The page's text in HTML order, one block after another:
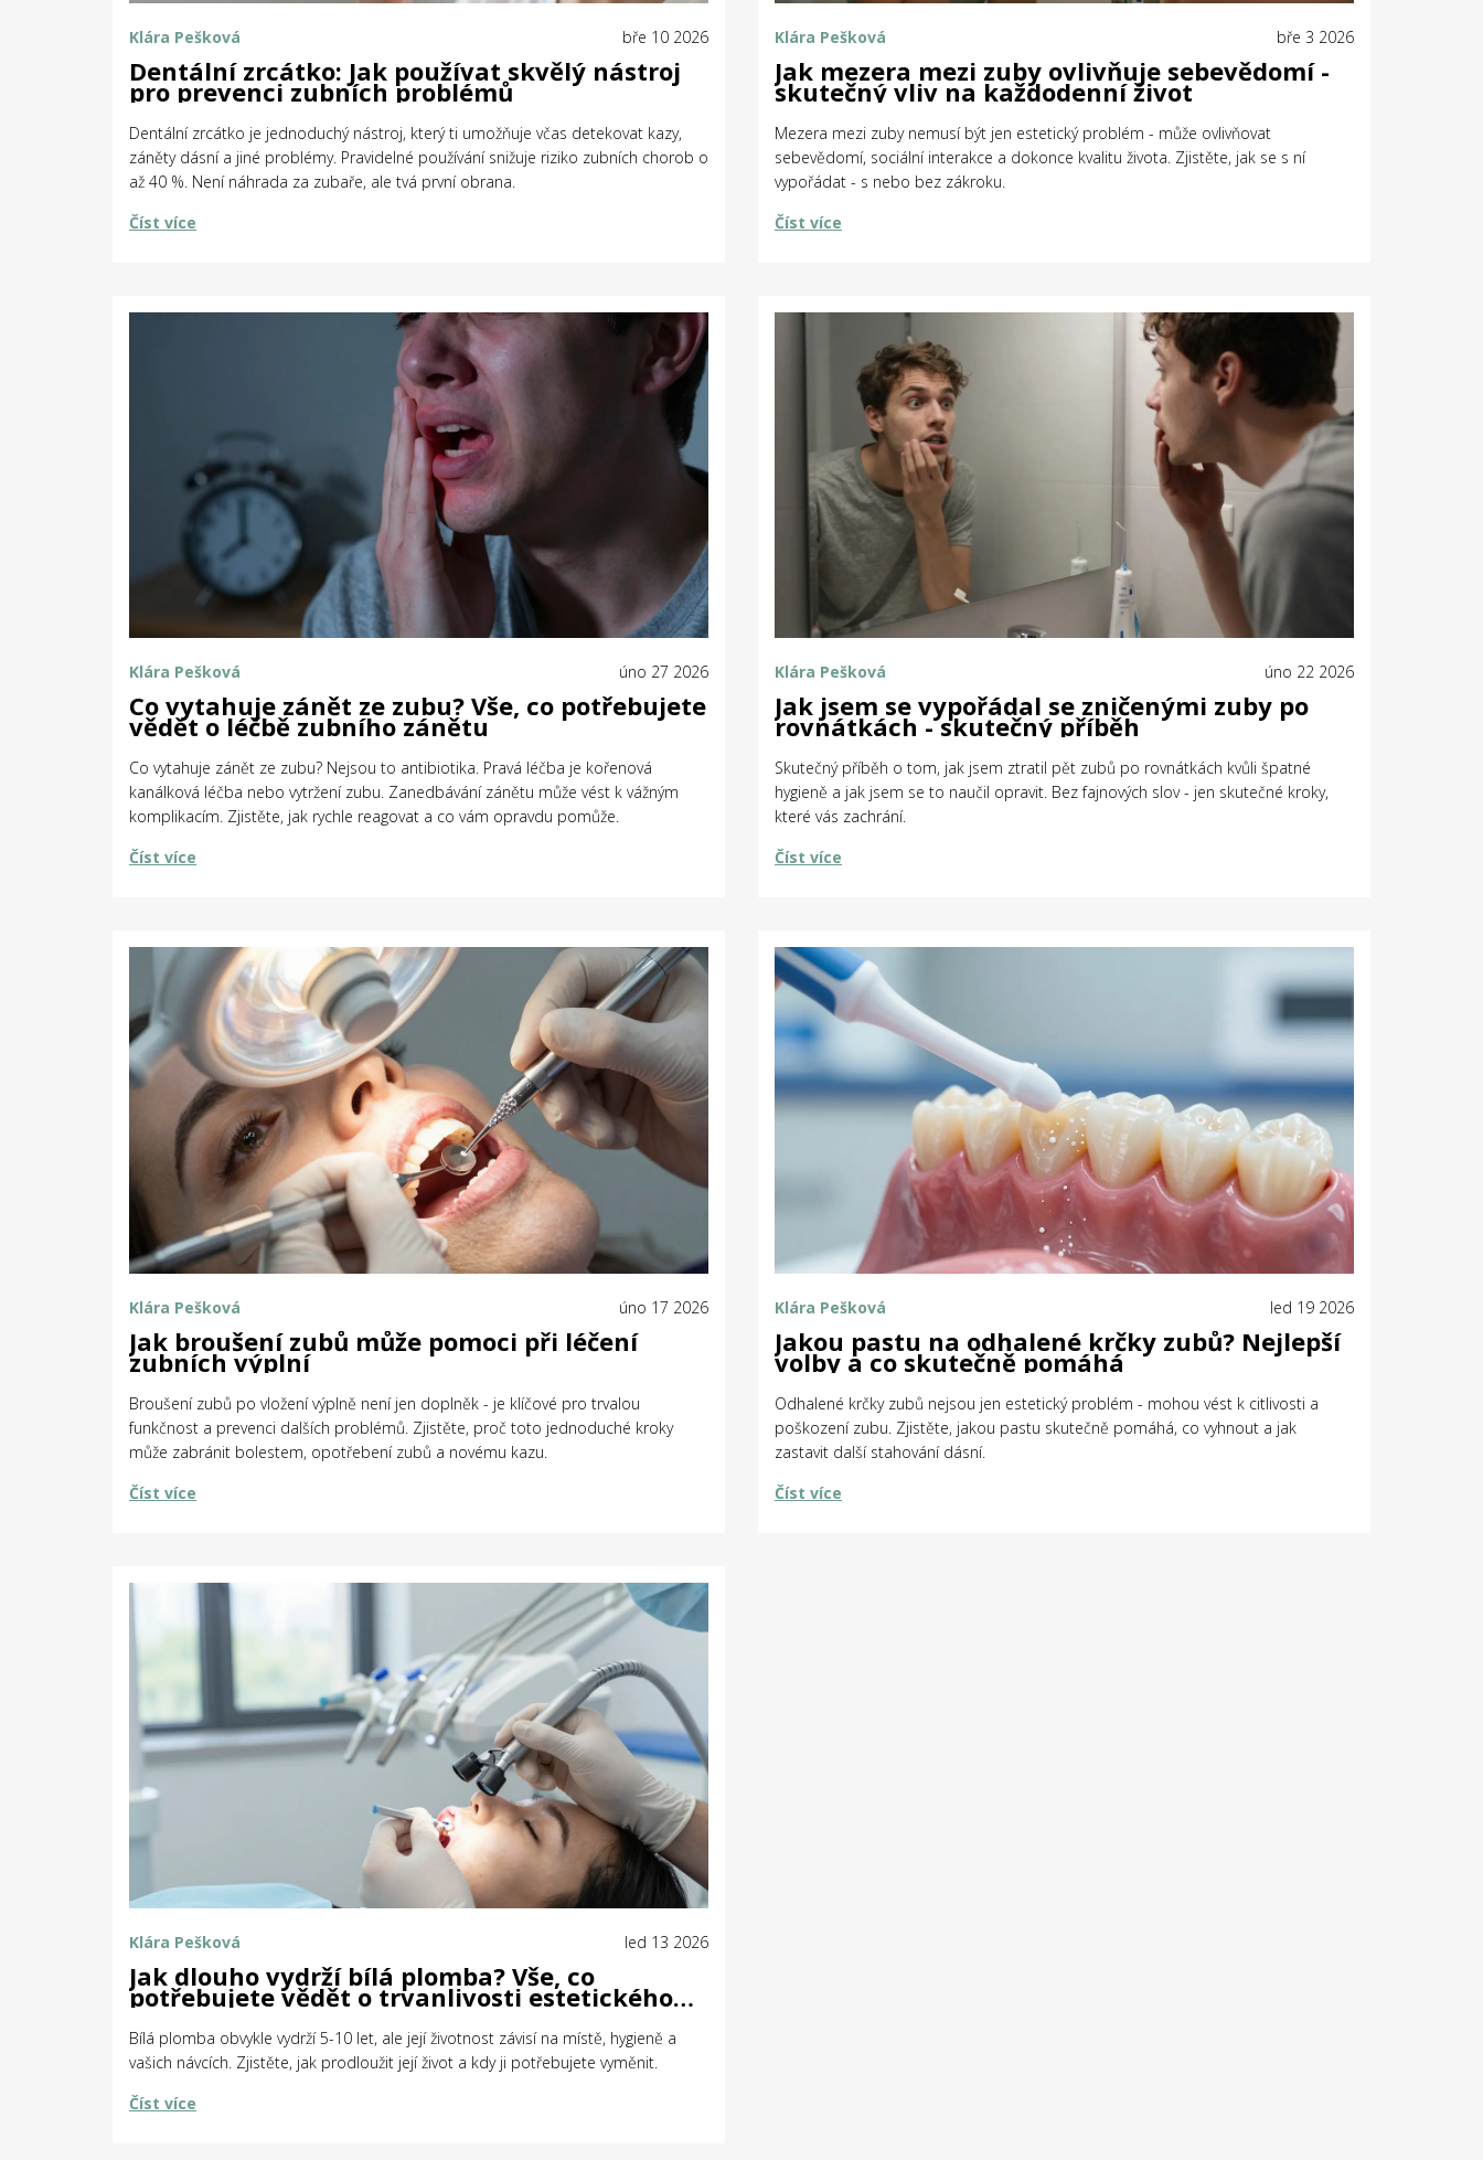
Klára Pešková bře 10 2026
Dentální zrcátko: Jak používat skvělý nástroj
pro prevenci zubních problémů
Dentální zrcátko je jednoduchý nástroj, který ti umožňuje včas detekovat kazy,
záněty dásní a jiné problémy. Pravidelné používání snižuje riziko zubních chorob o
až 40 %. Není náhrada za zubaře, ale tvá první obrana.
Číst více
Klára Pešková bře 3 2026
Jak mezera mezi zuby ovlivňuje sebevědomí -
skutečný vliv na každodenní život
Mezera mezi zuby nemusí být jen estetický problém - může ovlivňovat
sebevědomí, sociální interakce a dokonce kvalitu života. Zjistěte, jak se s ní
vypořádat - s nebo bez zákroku.
Číst více
Klára Pešková úno 27 2026
Co vytahuje zánět ze zubu? Vše, co potřebujete
vědět o léčbě zubního zánětu
Co vytahuje zánět ze zubu? Nejsou to antibiotika. Pravá léčba je kořenová
kanálková léčba nebo vytržení zubu. Zanedbávání zánětu může vést k vážným
komplikacím. Zjistěte, jak rychle reagovat a co vám opravdu pomůže.
Číst více
Klára Pešková úno 22 2026
Jak jsem se vypořádal se zničenými zuby po
rovnátkách - skutečný příběh
Skutečný příběh o tom, jak jsem ztratil pět zubů po rovnátkách kvůli špatné
hygieně a jak jsem se to naučil opravit. Bez fajnových slov - jen skutečné kroky,
které vás zachrání.
Číst více
Klára Pešková úno 17 2026
Jak broušení zubů může pomoci při léčení
zubních výplní
Broušení zubů po vložení výplně není jen doplněk - je klíčové pro trvalou
funkčnost a prevenci dalších problémů. Zjistěte, proč toto jednoduché kroky
může zabránit bolestem, opotřebení zubů a novému kazu.
Číst více
Klára Pešková led 19 2026
Jakou pastu na odhalené krčky zubů? Nejlepší
volby a co skutečně pomáhá
Odhalené krčky zubů nejsou jen estetický problém - mohou vést k citlivosti a
poškození zubu. Zjistěte, jakou pastu skutečně pomáhá, co vyhnout a jak
zastavit další stahování dásní.
Číst více
Klára Pešková led 13 2026
Jak dlouho vydrží bílá plomba? Vše, co
potřebujete vědět o trvanlivosti estetického
vyplnění
Bílá plomba obvykle vydrží 5-10 let, ale její životnost závisí na místě, hygieně a
vašich návcích. Zjistěte, jak prodloužit její život a kdy ji potřebujete vyměnit.
Číst více